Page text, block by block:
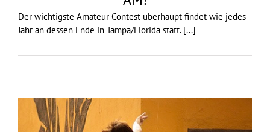
Der wichtigste Amateur Contest überhaupt findet wie jedes
Jahr an dessen Ende in Tampa/Florida statt. [...]